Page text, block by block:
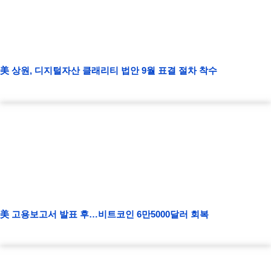
美 상원, 디지털자산 클래리티 법안 9월 표결 절차 착수
美 고용보고서 발표 후…비트코인 6만5000달러 회복